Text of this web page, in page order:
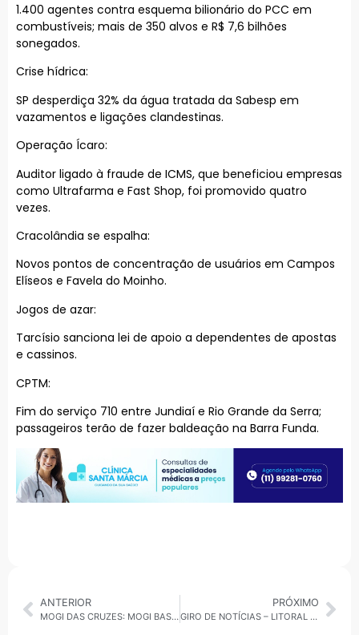
1.400 agentes contra esquema bilionário do PCC em
combustíveis; mais de 350 alvos e R$ 7,6 bilhões
sonegados.
Crise hídrica:
SP desperdiça 32% da água tratada da Sabesp em
vazamentos e ligações clandestinas.
Operação Ícaro:
Auditor ligado à fraude de ICMS, que beneficiou empresas
como Ultrafarma e Fast Shop, foi promovido quatro
vezes.
Cracolândia se espalha:
Novos pontos de concentração de usuários em Campos
Elíseos e Favela do Moinho.
Jogos de azar:
Tarcísio sanciona lei de apoio a dependentes de apostas
e cassinos.
CPTM:
Fim do serviço 710 entre Jundiaí e Rio Grande da Serra;
passageiros terão de fazer baldeação na Barra Funda.
ANTERIOR
MOGI DAS CRUZES: MOGI BASQUETE VENCE O CORINTHIANS EM CASA POR 93 A 76
PRÓXIMO
GIRO DE NOTÍCIAS – LITORAL NORTE 27/08/2025